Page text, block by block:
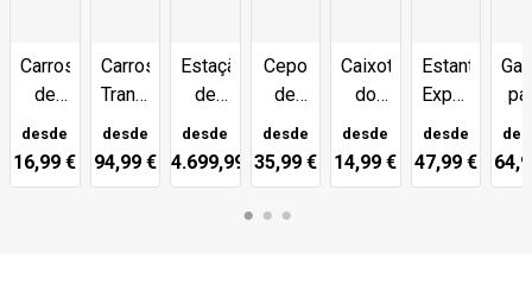
Carros
de
serviço
&
carros
desde
16,99 €
Carros
Transporte
Porta-
Tabuleiros
desde
94,99 €
Estação
de
Confeção
Móvel
desde
4.699,99 €
Cepo
de
Corte
desde
35,99 €
Caixotes
do
Lixo
desde
14,99 €
Estante
Expositor
Especiarias
desde
47,99 €